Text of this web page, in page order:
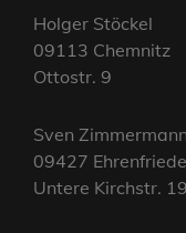
Holger Stöckel
09113 Chemnitz
Ottostr. 9
Sven Zimmermann
09427
Untere Kirchstr. 19